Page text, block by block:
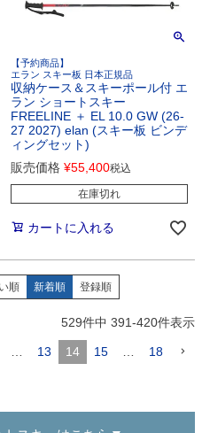
【予約商品】
エラン スキー板 日本正規品
収納ケース＆スキーポール付 エ
ラン ショートスキー
FREELINE ＋ EL 10.0 GW (26-
27 2027) elan (スキー板 ビンデ
ィングセット)
販売価格 ¥55,400税込
在庫切れ
カートに入れる
順 新着順 登録順
529件中 391-420件表示
13 14 15 18